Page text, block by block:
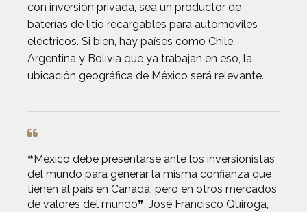
con inversión privada, sea un productor de
baterías de litio recargables para automóviles
eléctricos. Si bien, hay países como Chile,
Argentina y Bolivia que ya trabajan en eso, la
ubicación geográfica de México será relevante.
❝México debe presentarse ante los inversionistas
del mundo para generar la misma confianza que
tienen al país en Canadá, pero en otros mercados
de valores del mundo❞. José Francisco Quiroga,